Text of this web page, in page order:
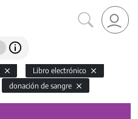
Libro electrónico
donación de sangre